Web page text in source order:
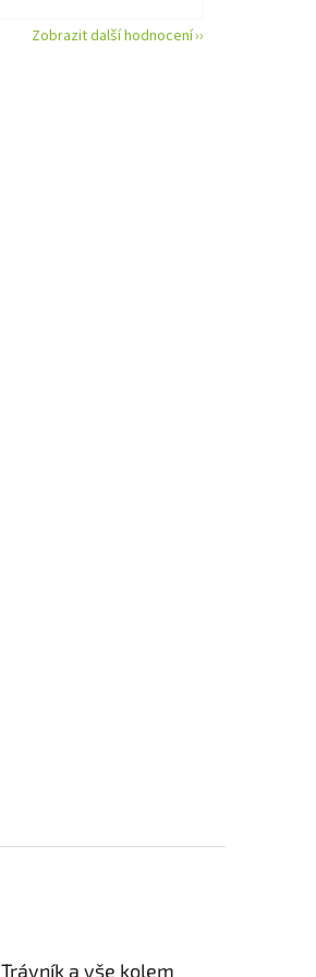
Zobrazit další hodnocení
Trávník a vše kolem